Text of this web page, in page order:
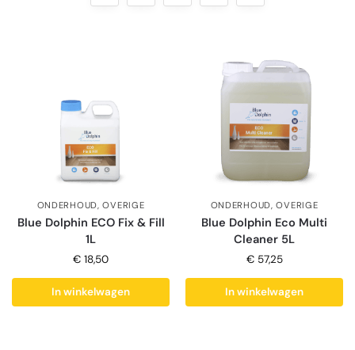
ONDERHOUD ,OVERIGE
Blue Dolphin ECO Fix & Fill
1L
€ 18,50
In winkelwagen
ONDERHOUD ,OVERIGE
Blue Dolphin Eco Multi
Cleaner 5L
€57,25
In winkelwagen